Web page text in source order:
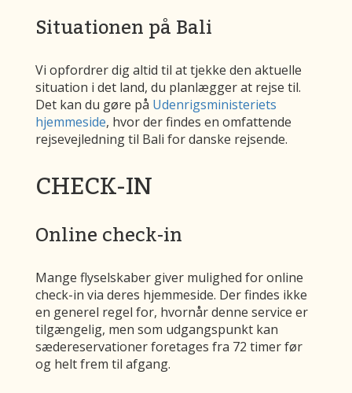
Situationen på Bali
Vi opfordrer dig altid til at tjekke den aktuelle
situation i det land, du planlægger at rejse til.
Det kan du gøre på Udenrigsministeriets
hjemmeside, hvor der findes en omfattende
rejsevejledning til Bali for danske rejsende.
CHECK-IN
Online check-in
Mange flyselskaber giver mulighed for online
check-in via deres hjemmeside. Der findes ikke
en generel regel for, hvornår denne service er
tilgængelig, men som udgangspunkt kan
sædereservationer foretages fra 72 timer før
og helt frem til afgang.